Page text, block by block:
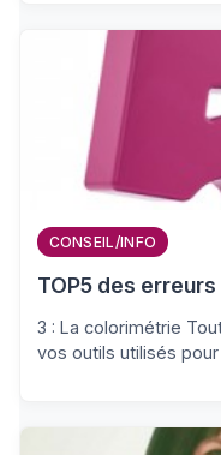
CONSEIL/INFO
TOP5 des
3 : La colorimétrie
vos outils utilisés